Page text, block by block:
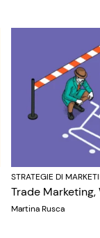
STRATEGIE DI
Trade Marketing,
Martina Rusca